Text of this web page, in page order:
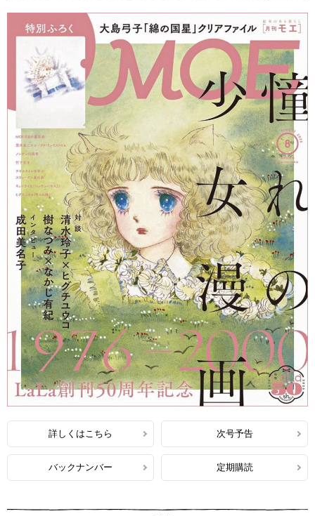
詳しくはこちら 次号予告
バックナンバー 定期購読